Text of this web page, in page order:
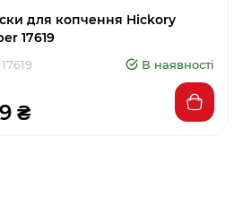
для копчення Hickory
17619
В наявності
₴